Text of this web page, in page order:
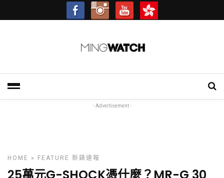
- Advertisement -
HOME » FEATURE 新錶速報